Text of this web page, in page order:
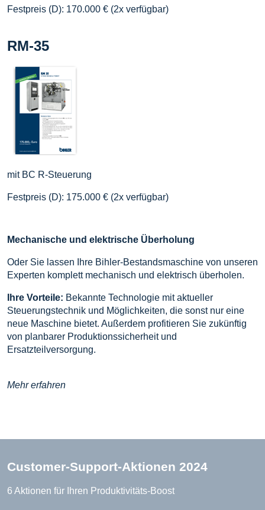
Festpreis (D): 170.000 € (2x verfügbar)
RM-35
mit BC R-Steuerung
Festpreis (D): 175.000 € (2x verfügbar)
Mechanische und elektrische Überholung
Oder Sie lassen Ihre Bihler-Bestandsmaschine von unseren
Experten komplett mechanisch und elektrisch überholen.
Ihre Vorteile: Bekannte Technologie mit aktueller
Steuerungstechnik und Möglichkeiten, die sonst nur eine
neue Maschine bietet. Außerdem profitieren Sie zukünftig
von planbarer Produktionssicherheit und
Ersatzteilversorgung.
Mehr erfahren
Customer-Support-Aktionen 2024
6 Aktionen für Ihren Produktivitäts-Boost